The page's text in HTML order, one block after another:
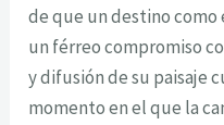
de que un destino
un férreo compromiso
y difusión de su paisaje
momento en el que la